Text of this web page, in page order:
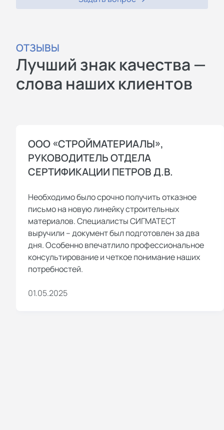
ОТЗЫВЫ
Лучший знак качества —
слова наших клиентов
ООО «СТРОЙМАТЕРИАЛЫ»,
РУКОВОДИТЕЛЬ ОТДЕЛА
СЕРТИФИКАЦИИ ПЕТРОВ Д.В.
Необходимо было срочно получить отказное
письмо на новую линейку строительных
материалов. Специалисты СИГМАТЕСТ
выручили – документ был подготовлен за два
дня. Особенно впечатлило профессиональное
консультирование и четкое понимание наших
потребностей.
01.05.2025